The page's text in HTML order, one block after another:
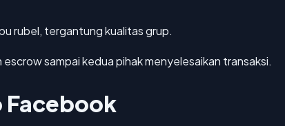
rubel, tergantung kualitas grup.
sampai kedua pihak menyelesaikan transaksi.
Facebook